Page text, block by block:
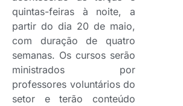
quintas-feiras à noite, a
partir do dia 20 de maio,
com duração de quatro
semanas. Os cursos serão
ministrados por
professores voluntários do
setor e terão conteúdo